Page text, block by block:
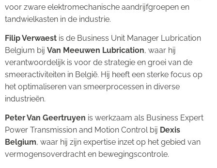
voor zware elektromechanische aandrijfgroepen en
tandwielkasten in de industrie.
Filip Verwaest is de Business Unit Manager Lubrication
Belgium bij Van Meeuwen Lubrication, waar hij
verantwoordelijk is voor de strategie en groei van de
smeeractiviteiten in België. Hij heeft een sterke focus op
het optimaliseren van smeerprocessen in diverse
industrieën.
Peter Van Geertruyen is werkzaam als Business Expert
Power Transmission and Motion Control bij Dexis
Belgium, waar hij zijn expertise inzet op het gebied van
vermogensoverdracht en bewegingscontrole.